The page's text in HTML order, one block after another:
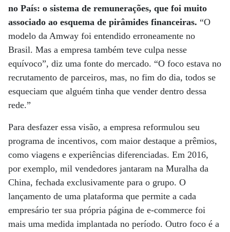
no País: o sistema de remunerações, que foi muito
associado ao esquema de pirâmides financeiras. “O
modelo da Amway foi entendido erroneamente no
Brasil. Mas a empresa também teve culpa nesse
equívoco”, diz uma fonte do mercado. “O foco estava no
recrutamento de parceiros, mas, no fim do dia, todos se
esqueciam que alguém tinha que vender dentro dessa
rede.”
Para desfazer essa visão, a empresa reformulou seu
programa de incentivos, com maior destaque a prêmios,
como viagens e experiências diferenciadas. Em 2016,
por exemplo, mil vendedores jantaram na Muralha da
China, fechada exclusivamente para o grupo. O
lançamento de uma plataforma que permite a cada
empresário ter sua própria página de e-commerce foi
mais uma medida implantada no período. Outro foco é a